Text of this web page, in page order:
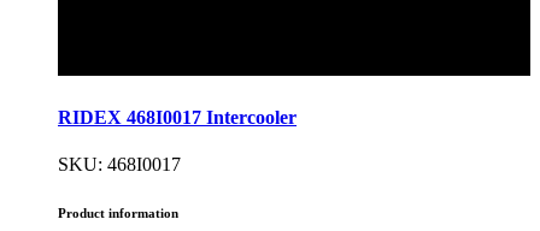
RIDEX 468I0017 Intercooler
SKU: 468I0017
Product information